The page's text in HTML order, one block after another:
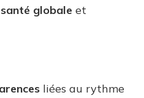
santé globale et
liées au rythme